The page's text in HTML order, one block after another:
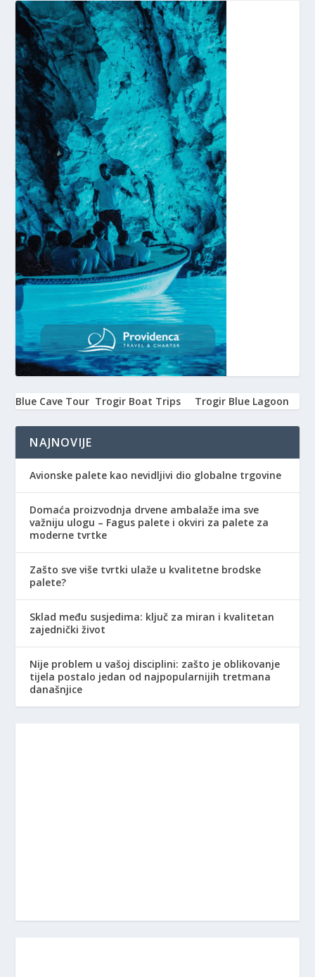
Blue Cave Tour Trogir Boat Trips Trogir Blue Lagoon
NAJNOVIJE
Avionske palete kao nevidljivi dio globalne trgovine
Domaća proizvodnja drvene ambalaže ima sve
važniju ulogu – Fagus palete i okviri za palete za
moderne tvrtke
Zašto sve više tvrtki ulaže u kvalitetne brodske
palete?
Sklad među susjedima: ključ za miran i kvalitetan
zajednički život
Nije problem u vašoj disciplini: zašto je oblikovanje
tijela postalo jedan od najpopularnijih tretmana
današnjice